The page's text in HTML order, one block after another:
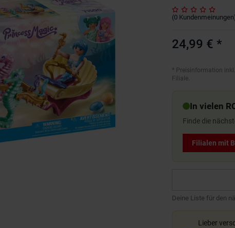
(0 Kundenmeinungen
24,99 € *
* Preisinformation
Filiale.
In vielen
Finde die
Filialen mit
Deine Liste für den
Lieber